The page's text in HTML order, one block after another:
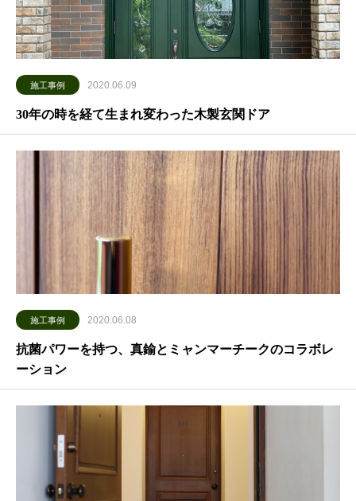
施工事例 2020.06.09
30年の時を経て生まれ変わった木製玄関ドア
施工事例 2020.06.08
抗菌パワーを持つ、真鍮とミャンマーチークのコラボレ
ーション